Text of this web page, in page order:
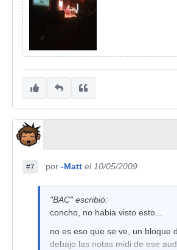
#7 por -Matt el 10/05/2009
"BAC" escribió:
concho, no habia visto esto...
no es eso que se ve, un bloque
debajo las notas midi de ese